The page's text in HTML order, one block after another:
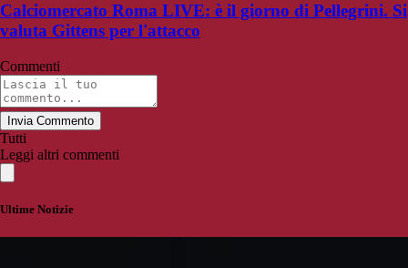
Calciomercato Roma LIVE: è il giorno di Pellegrini. Si
valuta Gittens per l'attacco
Commenti
Invia Commento
Tutti
Leggi altri commenti
Ultime Notizie